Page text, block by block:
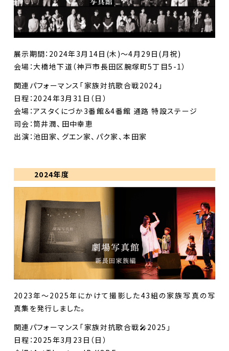
展示期間：2024年3月14日(木)〜4月29日(月祝)
会場：大橋地下道（神戸市長田区腕塚町5丁目5-1）
関連パフォーマンス「家族対抗歌合戦2024」
日程：2024年3月31日（日）
会場：アスタくにづか3番館＆4番館 通路 特設ステージ
司会：筒井潤、田中幸恵
出演：池田家、グエン家、パク家、本田家
2024年度
2023年～2025年にかけて撮影した43組の家族写真の写
真集を発行しました。
関連パフォーマンス「家族対抗歌合戦🎤2025」
日程：2025年3月23日（日）